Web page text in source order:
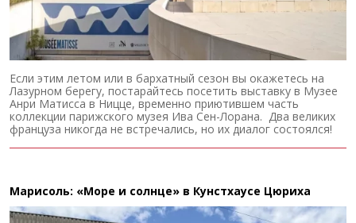
Если этим летом или в бархатный сезон вы окажетесь на
Лазурном берегу, постарайтесь посетить выставку в Музее
Анри Матисса в Ницце, временно приютившем часть
коллекции парижского музея Ива Сен-Лорана. Два великих
француза никогда не встречались, но их диалог состоялся!
Марисоль: «Море и солнце» в Кунстхаусе Цюриха